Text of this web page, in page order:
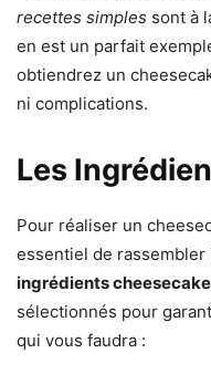
recettes simples sont à
en est un parfait
obtiendrez un
ni complications.
Les
Pour réaliser un
essentiel de
ingrédients cheesecake
sélectionnés pour
qui vous faudra :